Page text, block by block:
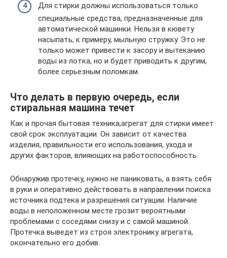
Для стирки должны использоваться только
специальные средства, предназначенные для
автоматической машинки. Нельзя в кювету
насыпать, к примеру, мыльную стружку. Это не
только может привести к засору и вытеканию
воды из лотка, но и будет приводить к другим,
более серьезным поломкам.
Что делать в первую очередь, если
стиральная машина течет
Как и прочая бытовая техника,агрегат для стирки имеет
свой срок эксплуатации. Он зависит от качества
изделия, правильности его использования, ухода и
других факторов, влияющих на работоспособность.
Обнаружив протечку, нужно не паниковать, а взять себя
в руки и оперативно действовать в направлении поиска
источника подтека и разрешения ситуации. Наличие
воды в неположенном месте грозит вероятными
проблемами с соседями снизу и с самой машиной.
Протечка выведет из строя электронику агрегата,
окончательно его добив.